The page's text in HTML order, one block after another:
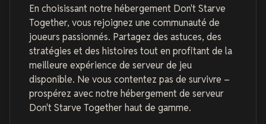
En choisissant notre hébergement Don't Starve
Together, vous rejoignez une communauté de
joueurs passionnés. Partagez des astuces, des
stratégies et des histoires tout en profitant de la
meilleure expérience de serveur de jeu
disponible. Ne vous contentez pas de survivre –
prospérez avec notre hébergement de serveur
Don't Starve Together haut de gamme.